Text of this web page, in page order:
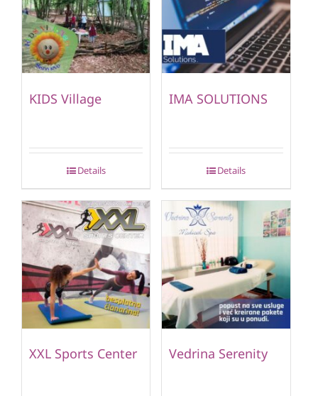
KIDS Village
Details
IMA SOLUTIONS
Details
XXL Sports Center Vedrina Serenity